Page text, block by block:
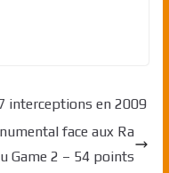
interceptions en 2009
face aux Ra
Game 2 – 54 points